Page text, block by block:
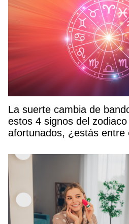
La suerte cambia de
estos 4 signos del
afortunados, ¿estás entre